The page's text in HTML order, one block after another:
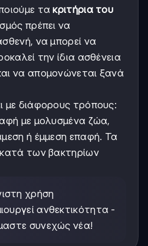
τακριτήρια του
πρέπει να
να μπορεί να
την ίδια ασθένεια
να απομονώνεται ξανά
με διάφορους τρόπους:
με μολυσμένα ζώα,
ή έμμεση επαφή. Τα
των βακτηρίων
χρήση
ανθεκτικότητα -
συνεχώς νέα!